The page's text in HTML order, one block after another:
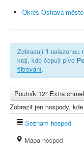
Okres Ostrava-město
Zobrazuji 1 nalezenou
kraj, kde čepují pivo
filtrování.
Poutník 12° Extra
Zobrazit jen hospody,
Seznam hospod
Mapa hospod